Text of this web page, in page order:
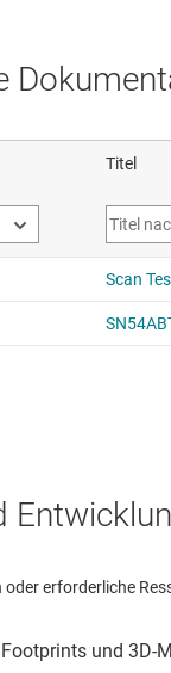
oder erforderliche